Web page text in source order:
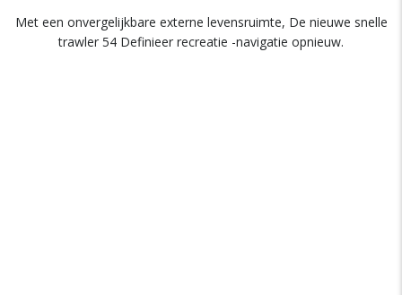
Met een onvergelijkbare externe levensruimte, De nieuwe snelle
trawler 54 Definieer recreatie -navigatie opnieuw.